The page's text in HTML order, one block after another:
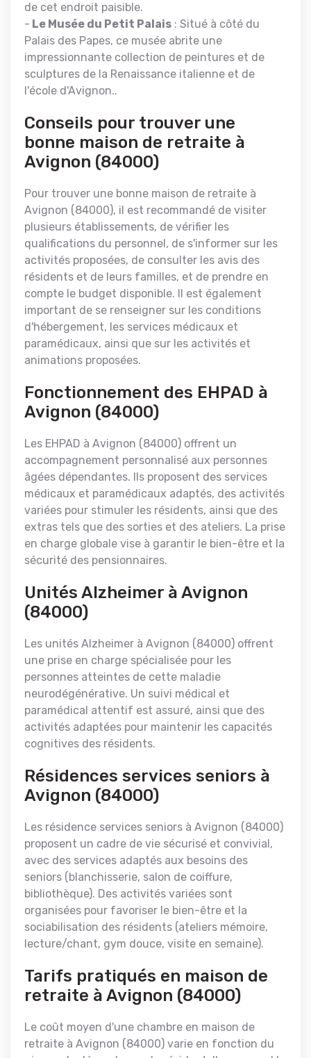
de cet endroit paisible.
- Le Musée du Petit Palais : Situé à côté du
Palais des Papes, ce musée abrite une
impressionnante collection de peintures et de
sculptures de la Renaissance italienne et de
l'école d'Avignon..
Conseils pour trouver une
bonne maison de retraite à
Avignon (84000)
Pour trouver une bonne maison de retraite à
Avignon (84000), il est recommandé de visiter
plusieurs établissements, de vérifier les
qualifications du personnel, de s'informer sur les
activités proposées, de consulter les avis des
résidents et de leurs familles, et de prendre en
compte le budget disponible. Il est également
important de se renseigner sur les conditions
d'hébergement, les services médicaux et
paramédicaux, ainsi que sur les activités et
animations proposées.
Fonctionnement des EHPAD à
Avignon (84000)
Les EHPAD à Avignon (84000) offrent un
accompagnement personnalisé aux personnes
âgées dépendantes. Ils proposent des services
médicaux et paramédicaux adaptés, des activités
variées pour stimuler les résidents, ainsi que des
extras tels que des sorties et des ateliers. La prise
en charge globale vise à garantir le bien-être et la
sécurité des pensionnaires.
Unités Alzheimer à Avignon
(84000)
Les unités Alzheimer à Avignon (84000) offrent
une prise en charge spécialisée pour les
personnes atteintes de cette maladie
neurodégénérative. Un suivi médical et
paramédical attentif est assuré, ainsi que des
activités adaptées pour maintenir les capacités
cognitives des résidents.
Résidences services seniors à
Avignon (84000)
Les résidence services seniors à Avignon (84000)
proposent un cadre de vie sécurisé et convivial,
avec des services adaptés aux besoins des
seniors (blanchisserie, salon de coiffure,
bibliothèque). Des activités variées sont
organisées pour favoriser le bien-être et la
sociabilisation des résidents (ateliers mémoire,
lecture/chant, gym douce, visite en semaine).
Tarifs pratiqués en maison de
retraite à Avignon (84000)
Le coût moyen d'une chambre en maison de
retraite à Avignon (84000) varie en fonction du